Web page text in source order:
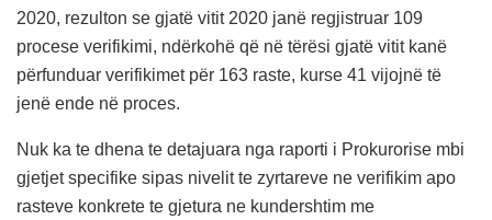
2020, rezulton se gjatë vitit 2020 janë regjistruar 109
procese verifikimi, ndërkohë që në tërësi gjatë vitit kanë
përfunduar verifikimet për 163 raste, kurse 41 vijojnë të
jenë ende në proces.
Nuk ka te dhena te detajuara nga raporti i Prokurorise mbi
gjetjet specifike sipas nivelit te zyrtareve ne verifikim apo
rasteve konkrete te gjetura ne kundershtim me